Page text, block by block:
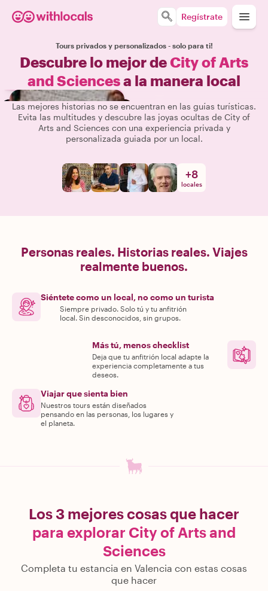
Regístrate
Tours privados y personalizados - solo para ti!
Descubre lo mejor deCity of Arts
and Sciencesa la manera local
Las mejores historias no se encuentran en las guías turísticas.
Evita las multitudes y descubre las joyas ocultas de City of
Arts and Sciences con una experiencia privada y
personalizada guiada por un local.
+8
locales
Personas reales. Historias reales. Viajes
realmente buenos.
Siéntete como un local, no como un turista
Siempre privado. Solo tú y tu anfitrión
local. Sin desconocidos, sin grupos.
Más tú, menos checklist
Deja que tu anfitrión local adapte la
experiencia completamente a tus
deseos.
Viajar que sienta bien
Nuestros tours están diseñados
pensando en las personas, los lugares y
el planeta.
Los 3 mejores cosas que hacer
para explorar City of Arts and
Sciences
Completa tu estancia en Valencia con estas cosas
que hacer